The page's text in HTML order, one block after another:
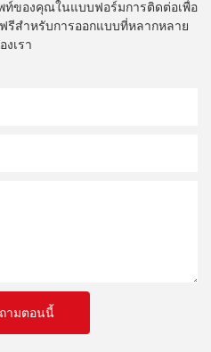
ท์ของคุณในแบบฟอร์มการติดต่อเพื่อ
รีสำหรับการออกแบบที่หลากหลาย
งเรา
ามตอนนี้